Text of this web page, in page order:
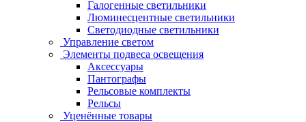
Галогенные светильники
Люминесцентные светильники
Светодиодные светильники
Управление светом
Элементы подвеса освещения
Аксессуары
Пантографы
Рельсовые комплекты
Рельсы
Уценённые товары